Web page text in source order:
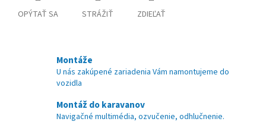
OPÝTAŤ SA STRÁŽIŤ ZDIEĽAŤ
Montáže
U nás zakúpené zariadenia Vám namontujeme do
vozidla
Montáž do karavanov
Navigačné multimédia, ozvučenie, odhlučnenie.